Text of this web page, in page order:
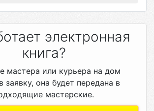
электронная
книга?
мастера или курьера на дом
заявку, она будет передана в
мастерские.